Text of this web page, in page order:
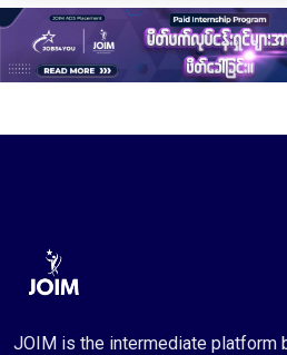
JOIM is the intermediate platform